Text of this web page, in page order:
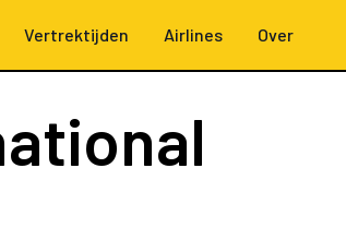
Vertrektijden Airlines Over